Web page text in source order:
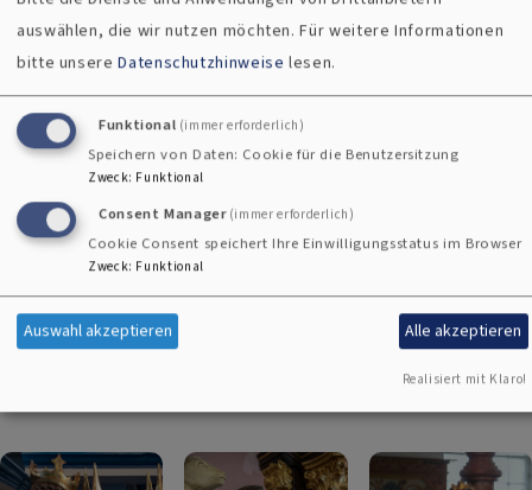
Kulturdenkmäler auch für kommende Generationen
erhalten bleiben. Denn in unseren Kirchen schlummern
wahre Schätze – kunstvolle Architektur, wertvolle Kleinode
und unzählige Geschichten, die unsere Heimat prägen.
Werden Sie Teil dieser Mission!
Jede Spende, jede Unterstützung trägt dazu bei, das
wertvolle Erbe unserer Kirchen zu sichern. Gemeinsam
können wir bewahren, was uns verbindet.
Jetzt handeln – für morgen bewahren!
auswählen, die wir nutzen möchten.Für weitere Informationen
bitte unsereDatenschutzhinweise lesen.
Funktional (immer erforderlich)
Speichern von Daten: Cookie für die Benutzersitzung
Zweck: Funktional
Consent Manager (immer erforderlich)
Cookie Consent speichert Ihre Einwilligungsstatus im Browser
Zweck: Funktional
Auswahl akzeptieren Alle akzeptieren
Realisiert mit Klaro!